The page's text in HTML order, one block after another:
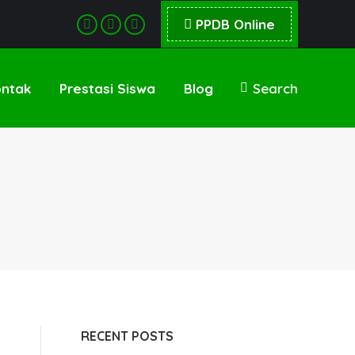
Facebook
in
Instagram
in
YouTube
in
PPDB Online
Prestasi Siswa Blog Search:
Search
RECENT POSTS